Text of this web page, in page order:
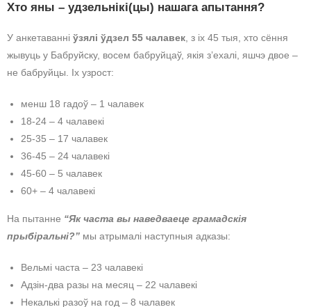
Хто яны – удзельнікі(цы) нашага апытання?
У анкетаванні ўзялі ўдзел 55 чалавек , з іх 45 тыя, хто сёння
жывуць у Бабруйску, восем бабруйцаў, якія з’ехалі, яшчэ двое –
не бабруйцы. Іх узрост:
менш 18 гадоў – 1 чалавек
18-24 – 4 чалавекі
25-35 – 17 чалавек
36-45 – 24 чалавекі
45-60 – 5 чалавек
60+ – 4 чалавекі
На пытанне “Як часта вы наведваеце грамадскія
прыбіральні?” мы атрымалі наступныя адказы:
Вельмі часта – 23 чалавекі
Адзін-два разы на месяц – 22 чалавекі
Некалькі разоў на год – 8 чалавек